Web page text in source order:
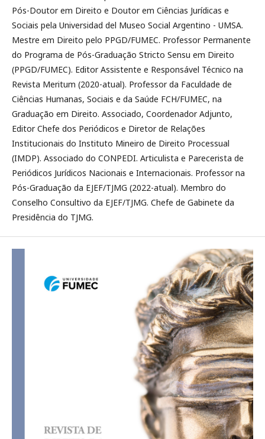
Pós-Doutor em Direito e Doutor em Ciências Jurídicas e
Sociais pela Universidad del Museo Social Argentino - UMSA.
Mestre em Direito pelo PPGD/FUMEC. Professor Permanente
do Programa de Pós-Graduação Stricto Sensu em Direito
(PPGD/FUMEC). Editor Assistente e Responsável Técnico na
Revista Meritum (2020-atual). Professor da Faculdade de
Ciências Humanas, Sociais e da Saúde FCH/FUMEC, na
Graduação em Direito. Associado, Coordenador Adjunto,
Editor Chefe dos Periódicos e Diretor de Relações
Institucionais do Instituto Mineiro de Direito Processual
(IMDP). Associado do CONPEDI. Articulista e Parecerista de
Periódicos Jurídicos Nacionais e Internacionais. Professor na
Pós-Graduação da EJEF/TJMG (2022-atual). Membro do
Conselho Consultivo da EJEF/TJMG. Chefe de Gabinete da
Presidência do TJMG.